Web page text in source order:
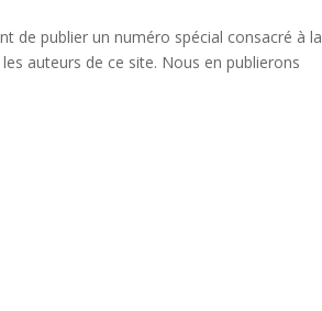
de publier un numéro spécial consacré à la
auteurs de ce site. Nous en publierons